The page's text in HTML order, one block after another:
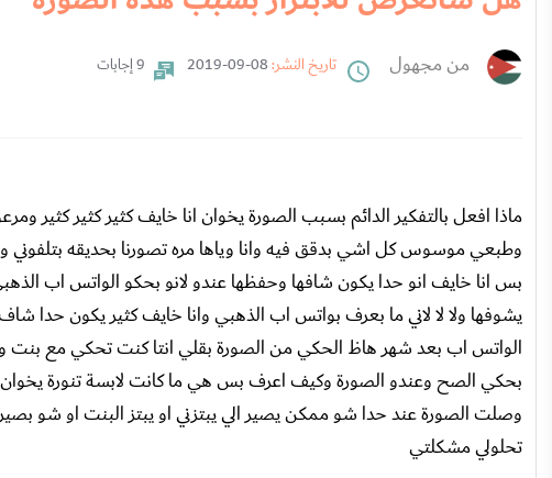
من مجهول تاريخ النشر: 9 إجابات
ماذا افعل بالتفكير الدائم بسبب الصورة يخوان انا خايف كثير كثير
وطبعي موسوس كل اشي بدقق فيه وانا وياها مره تصورنا بحديقه
بس انا خايف انو حدا يكون شافها وحفظها عندو لانو بحكو الواتس اب
يشوفها ولا لا لاني ما بعرف بواتس اب الذهبي وانا خايف كثير يكون
الواتس اب بعد شهر هاظ الحكي من الصورة بقلي انتا كنت تحكي مع
بحكي الصح وعندو الصورة وكيف اعرف بس هي ما كانت لابسة تنورة
وصلت الصورة عند حدا شو ممكن يصير الي يبتزني او يبتز البنت او
تحلولي مشكلتي